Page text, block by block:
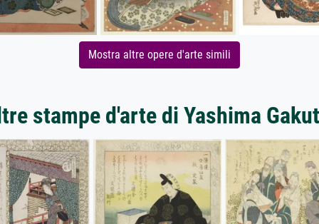
Mostra altre opere d'arte simili
stampe d'arte di Yashima